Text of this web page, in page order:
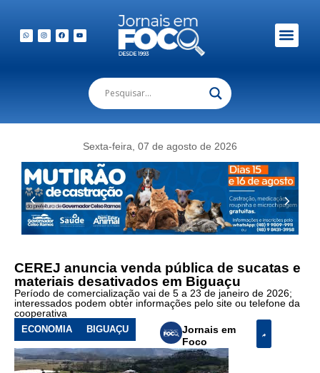
Sexta-feira, 07 de agosto de 2026
CEREJ anuncia venda pública de sucatas e
materiais desativados em Biguaçu
Período de comercialização vai de 5 a 23 de janeiro de 2026;
interessados podem obter informações pelo site ou telefone da
cooperativa
ECONOMIA BIGUAÇU
Jornais em
Foco